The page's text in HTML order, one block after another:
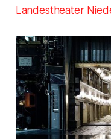
Landestheater